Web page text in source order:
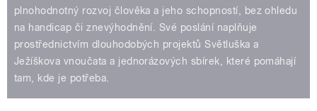
plnohodnotný rozvoj člověka a jeho schopností, bez ohledu
na handicap či znevýhodnění. Své poslání naplňuje
prostřednictvím dlouhodobých projektů Světluška a
Ježíškova vnoučata a jednorázových sbírek, které pomáhají
tam, kde je potřeba.